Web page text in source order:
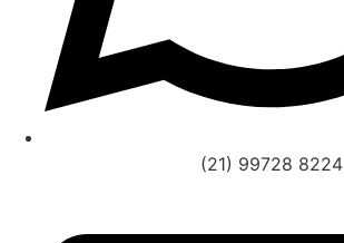
(21) 99728 8224